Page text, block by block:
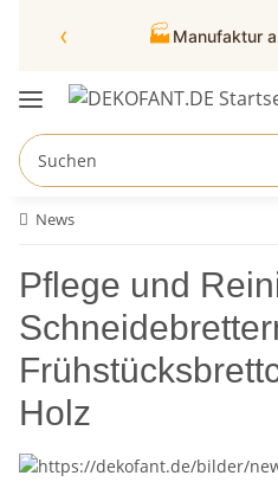
‹ 🏭 Manufaktur
News
Pflege und
Holz